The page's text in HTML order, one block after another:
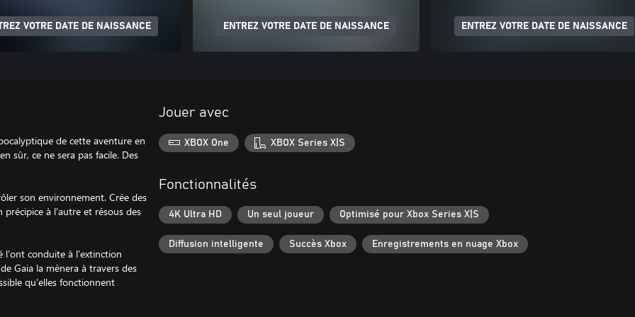
VOTRE DATE DE NAISSANCE ENTREZ VOTRE DATE DE NAISSANCE ENTREZ VOTRE DATE DE NAISSANCE
de cette aventure en
sûr, ce ne sera pas facile. Des
son environnement. Crée des
à l'autre et résous des
l'ont conduite à l'extinction
Gaia la mènera à travers des
qu'elles fonctionnent
Jouer avec
XBOX One XBOX Series X|S
Fonctionnalités
4K Ultra HD Un seul joueur Optimisé pour Xbox Series X|S
Diffusion intelligente Succès Xbox Enregistrements en nuage Xbox